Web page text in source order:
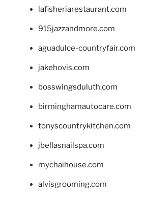
lafisheriarestaurant.com
915jazzandmore.com
aguadulce-countryfair.com
jakehovis.com
bosswingsduluth.com
birminghamautocare.com
tonyscountrykitchen.com
jbellasnailspa.com
mychaihouse.com
alvisgrooming.com